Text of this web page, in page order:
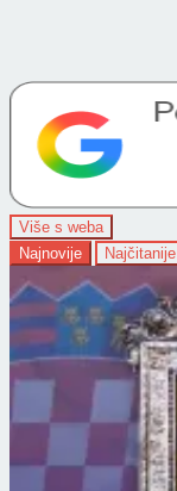
Više s weba
Najnovije
Najčitanije